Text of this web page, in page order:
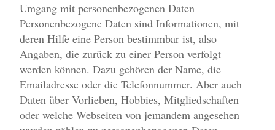
Umgang mit personenbezogenen Daten
Personenbezogene Daten sind Informationen, mit
deren Hilfe eine Person bestimmbar ist, also
Angaben, die zurück zu einer Person verfolgt
werden können. Dazu gehören der Name, die
Emailadresse oder die Telefonnummer. Aber auch
Daten über Vorlieben, Hobbies, Mitgliedschaften
oder welche Webseiten von jemandem angesehen